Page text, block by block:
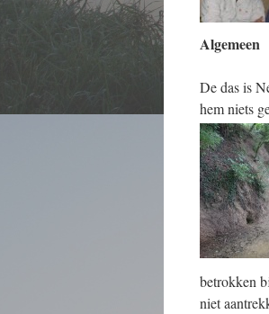
Algemeen
De das is
hem niets
betrokken
niet